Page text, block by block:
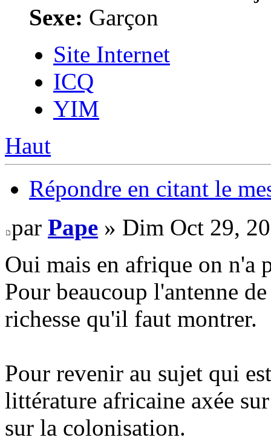
Sexe: Garçon
Site Internet
ICQ
YIM
Haut
Répondre en citant le
par Pape » Dim Oct 29,
Oui mais en afrique on n'a
Pour beaucoup l'antenne
richesse qu'il faut montrer.
Pour revenir au sujet qui
littérature africaine axée
sur la colonisation.